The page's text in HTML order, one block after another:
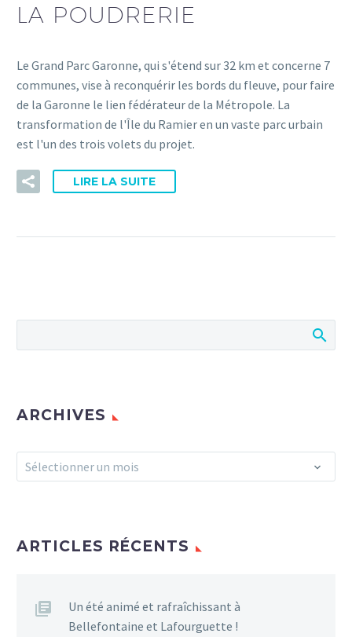
LA POUDRERIE
Le Grand Parc Garonne, qui s'étend sur 32 km et concerne 7
communes, vise à reconquérir les bords du fleuve, pour faire
de la Garonne le lien fédérateur de la Métropole. La
transformation de l'Île du Ramier en un vaste parc urbain
est l'un des trois volets du projet.
LIRE LA SUITE
ARCHIVES
Archives
Sélectionner un mois
ARTICLES RÉCENTS
Un été animé et rafraîchissant à
Bellefontaine et Lafourguette !